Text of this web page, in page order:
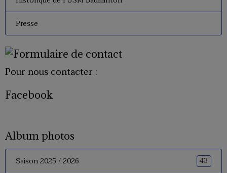
Presse
Pour nous contacter :
Facebook
Album photos
Saison 2025 / 2026 43